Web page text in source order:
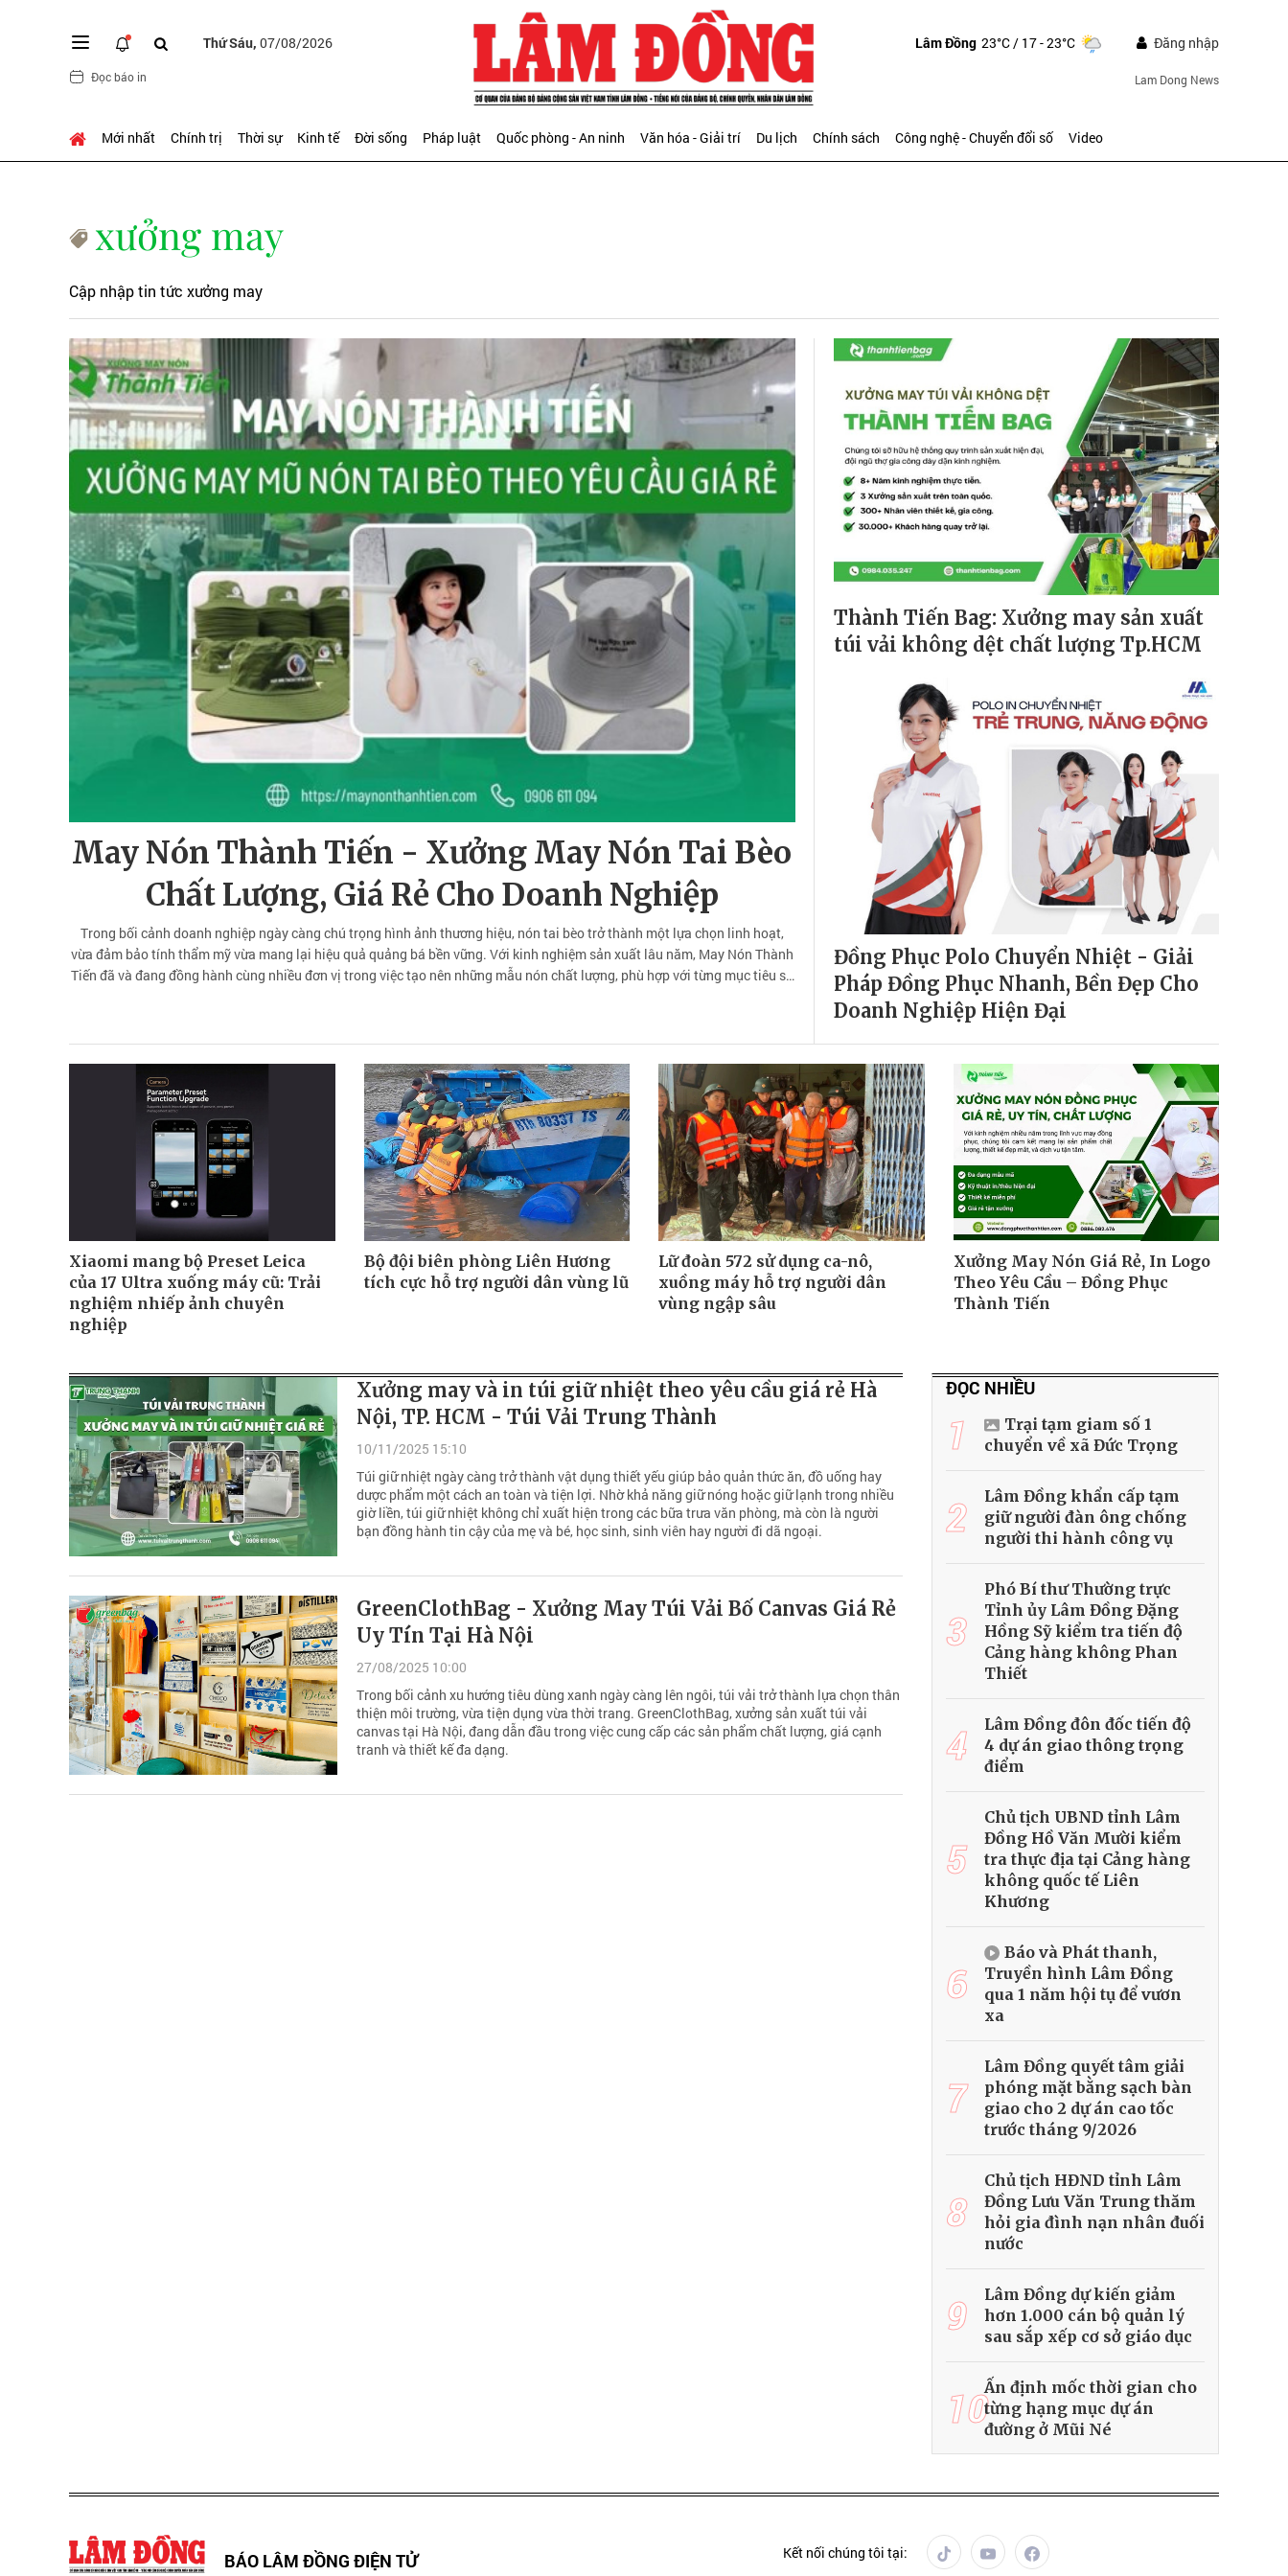
Thứ Sáu, 07/08/2026
Đọc báo in
Lâm Đồng 23°C/ 17 - 23°C Đăng nhập
Lam Dong News
Mới nhất Chính trị Thời sự Kinh tế Đời sống Pháp luật Quốc phòng - An ninh Văn hóa - Giải trí Du lịch Chính sách Công nghệ - Chuyển đổi số Video
xưởng may
Cập nhập tin tức xưởng may
May Nón Thành Tiến - Xưởng May Nón Tai Bèo
Chất Lượng, Giá Rẻ Cho Doanh Nghiệp
Trong bối cảnh doanh nghiệp ngày càng chú trọng hình ảnh thương hiệu, nón tai bèo trở thành một lựa chọn linh hoạt,
vừa đảm bảo tính thẩm mỹ vừa mang lại hiệu quả quảng bá bền vững. Với kinh nghiệm sản xuất lâu năm, May Nón Thành
Tiến đã và đang đồng hành cùng nhiều đơn vị trong việc tạo nên những mẫu nón chất lượng, phù hợp với từng mục tiêu sử
Thành Tiến Bag: Xưởng may sản xuất
túi vải không dệt chất lượng Tp.HCM
Đồng Phục Polo Chuyển Nhiệt - Giải
Pháp Đồng Phục Nhanh, Bền Đẹp Cho
Doanh Nghiệp Hiện Đại
Xiaomi mang bộ Preset Leica
của 17 Ultra xuống máy cũ: Trải
nghiệm nhiếp ảnh chuyên
nghiệp
Bộ đội biên phòng Liên Hương
tích cực hỗ trợ người dân vùng lũ
Lữ đoàn 572 sử dụng ca-nô,
xuồng máy hỗ trợ người dân
vùng ngập sâu
Xưởng May Nón Giá Rẻ, In Logo
Theo Yêu Cầu – Đồng Phục
Thành Tiến
Xưởng may và in túi giữ nhiệt theo yêu cầu giá rẻ Hà
Nội, TP. HCM - Túi Vải Trung Thành
10/11/2025 15:10
Túi giữ nhiệt ngày càng trở thành vật dụng thiết yếu giúp bảo quản thức ăn, đồ uống hay
dược phẩm một cách an toàn và tiện lợi. Nhờ khả năng giữ nóng hoặc giữ lạnh trong nhiều
giờ liền, túi giữ nhiệt không chỉ xuất hiện trong các bữa trưa văn phòng, mà còn là người
bạn đồng hành tin cậy của mẹ và bé, học sinh, sinh viên hay người đi dã ngoại.
GreenClothBag - Xưởng May Túi Vải Bố Canvas Giá Rẻ
Uy Tín Tại Hà Nội
27/08/2025 10:00
Trong bối cảnh xu hướng tiêu dùng xanh ngày càng lên ngôi, túi vải trở thành lựa chọn thân
thiện môi trường, vừa tiện dụng vừa thời trang. GreenClothBag, xưởng sản xuất túi vải
canvas tại Hà Nội, đang dẫn đầu trong việc cung cấp các sản phẩm chất lượng, giá cạnh
tranh và thiết kế đa dạng.
ĐỌC NHIỀU
1
Trại tạm giam số 1
chuyển về xã Đức Trọng
2
Lâm Đồng khẩn cấp tạm
giữ người đàn ông chống
người thi hành công vụ
3
Phó Bí thư Thường trực
Tỉnh ủy Lâm Đồng Đặng
Hồng Sỹ kiểm tra tiến độ
Cảng hàng không Phan
Thiết
4
Lâm Đồng đôn đốc tiến độ
4 dự án giao thông trọng
điểm
5
Chủ tịch UBND tỉnh Lâm
Đồng Hồ Văn Mười kiểm
tra thực địa tại Cảng hàng
không quốc tế Liên
Khương
6
Báo và Phát thanh,
Truyền hình Lâm Đồng
qua 1 năm hội tụ để vươn
xa
7
Lâm Đồng quyết tâm giải
phóng mặt bằng sạch bàn
giao cho 2 dự án cao tốc
trước tháng 9/2026
8
Chủ tịch HĐND tỉnh Lâm
Đồng Lưu Văn Trung thăm
hỏi gia đình nạn nhân đuối
nước
9
Lâm Đồng dự kiến giảm
hơn 1.000 cán bộ quản lý
sau sắp xếp cơ sở giáo dục
10Ấn định mốc thời gian cho
từng hạng mục dự án
đường ở Mũi Né
BÁO LÂM ĐỒNG ĐIỆN TỬ Kết nối chúng tôi tại: